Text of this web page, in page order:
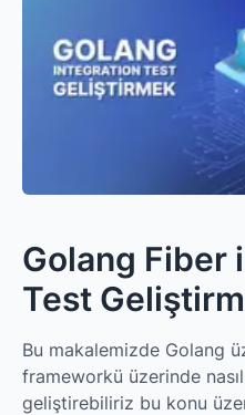
Golang Fiber
Test
Bu makalemizde Golang
frameworkü üzerinde
geliştirebiliriz bu konu